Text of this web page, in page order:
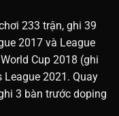
233 trận, ghi 39
2017 và League
Cup 2018 (ghi
2021. Quay
3 bàn trước doping